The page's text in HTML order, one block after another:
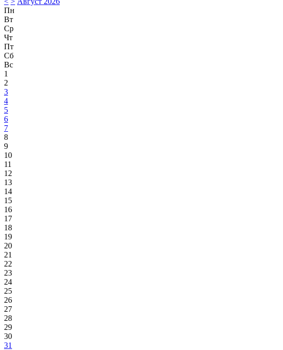
Пн
Вт
Ср
Чт
Пт
Сб
Вс
1
2
3
4
5
6
7
8
9
10
11
12
13
14
15
16
17
18
19
20
21
22
23
24
25
26
27
28
29
30
31